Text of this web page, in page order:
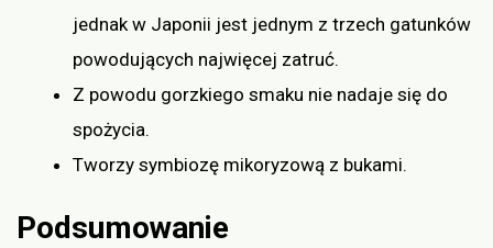
jednak w Japonii jest jednym z trzech gatunków
powodujących najwięcej zatruć.
Z powodu gorzkiego smaku nie nadaje się do
spożycia.
Tworzy symbiozę mikoryzową z bukami.
Podsumowanie